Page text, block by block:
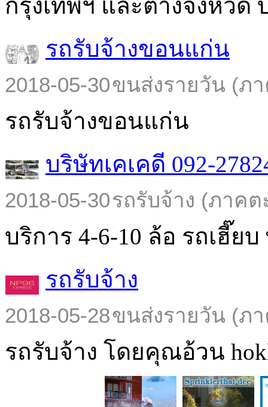
กรุงเทพฯ และต่างจังหวัด
รถรับจ้างขอนแก่น
2018-05-30ขนส่งรายวัน (ภ
รถรับจ้างขอนแก่น
บริษัทเคเคดี 092-
2018-05-30รถรับจ้าง (ภาคต
บริการ 4-6-10 ล้อ รถเฮี๊ยบ
รถรับจ้าง
2018-05-28ขนส่งรายวัน (ภ
รถรับจ้าง โดยคุณอ้วน